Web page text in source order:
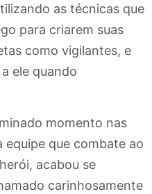
as técnicas que
para criarem suas
como vigilantes, e
ele quando
momento nas
equipe que combate ao
acabou se
carinhosamente